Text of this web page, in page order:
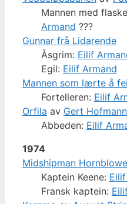
Mannen med
Armand ???
Gunnar frå Lidarende
Åsgrim: Eilif
Egil: Eilif Armand
Mannen som lærte å
Fortelleren: Eilif
Orfila av Gert Hofmann
Abbeden: Eilif
1974
Midshipman
Kaptein Keene:
Fransk kaptein: